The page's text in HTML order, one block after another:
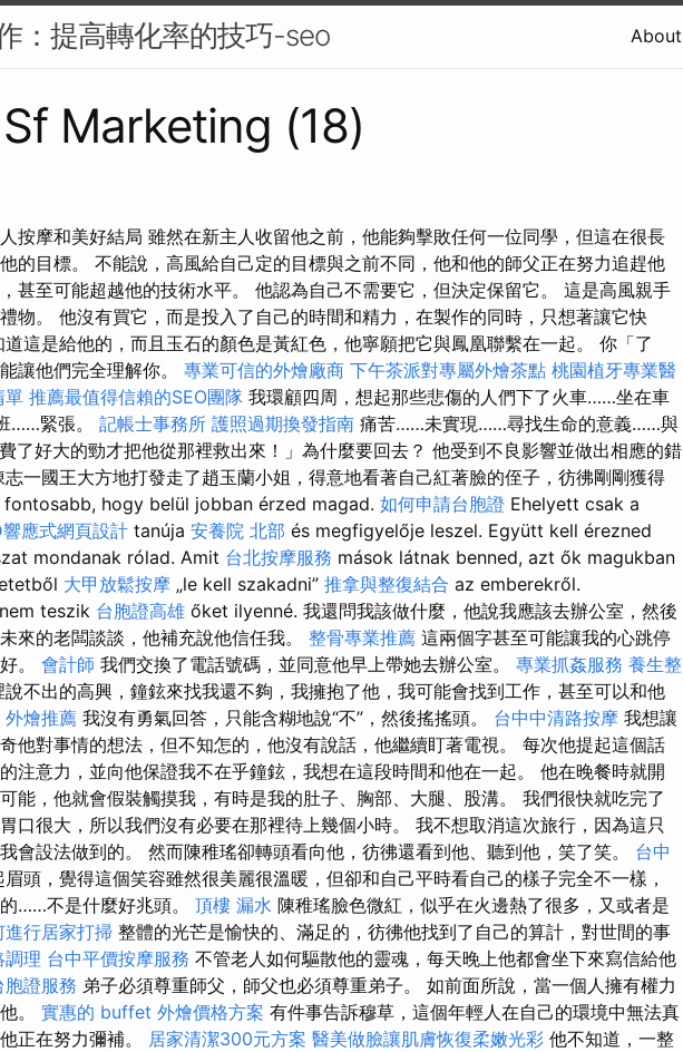
：提高轉化率的技巧-seo About
Marketing (18)
按摩和美好結局 雖然在新主人收留他之前，他能夠擊敗任何一位同學，但這在很長
的目標。 不能說，高風給自己定的目標與之前不同，他和他的師父正在努力追趕他
甚至可能超越他的技術水平。 他認為自己不需要它，但決定保留它。 這是高風親手
物。 他沒有買它，而是投入了自己的時間和精力，在製作的同時，只想著讓它快
這是給他的，而且玉石的顏色是黃紅色，他寧願把它與鳳凰聯繫在一起。 你「了
讓他們完全理解你。 專業可信的外燴廠商 下午茶派對專屬外燴茶點 桃園植牙專業醫
單 推薦最值得信賴的SEO團隊 我環顧四周，想起那些悲傷的人們下了火車……坐在車
……緊張。 記帳士事務所 護照過期換發指南 痛苦……未實現……尋找生命的意義……與
了好大的勁才把他從那裡救出來！」為什麼要回去？ 他受到不良影響並做出相應的錯
一國王大方地打發走了趙玉蘭小姐，得意地看著自己紅著臉的侄子，彷彿剛剛獲得
fontosabb, hogy belül jobban érzed magad. 如何申請台胞證 Ehelyett csak a
響應式網頁設計 tanúja 安養院 北部 és megfigyelője leszel. Együtt kell érezned
mondanak rólad. Amit 台北按摩服務 mások látnak benned, azt ők magukban
大甲放鬆按摩 „le kell szakadni” 推拿與整復結合 az emberekről.
teszik 台胞證高雄 őket ilyenné. 我還問我該做什麼，他說我應該去辦公室，然後
來的老闆談談，他補充說他信任我。 整骨專業推薦 這兩個字甚至可能讓我的心跳停
。 會計師 我們交換了電話號碼，並同意他早上帶她去辦公室。 專業抓姦服務 養生整
說不出的高興，鐘鉉來找我還不夠，我擁抱了他，我可能會找到工作，甚至可以和他
外燴推薦 我沒有勇氣回答，只能含糊地說“不”，然後搖搖頭。 台中中清路按摩 我想讓
他對事情的想法，但不知怎的，他沒有說話，他繼續盯著電視。 每次他提起這個話
注意力，並向他保證我不在乎鐘鉉，我想在這段時間和他在一起。 他在晚餐時就開
能，他就會假裝觸摸我，有時是我的肚子、胸部、大腿、股溝。 我們很快就吃完了
口很大，所以我們沒有必要在那裡待上幾個小時。 我不想取消這次旅行，因為這只
會設法做到的。 然而陳稚瑤卻轉頭看向他，彷彿還看到他、聽到他，笑了笑。 台中
頭，覺得這個笑容雖然很美麗很溫暖，但卻和自己平時看自己的樣子完全不一樣，
……不是什麼好兆頭。 頂樓 漏水 陳稚瑤臉色微紅，似乎在火邊熱了很多，又或者是
進行居家打掃 整體的光芒是愉快的、滿足的，彷彿他找到了自己的算計，對世間的事
調理 台中平價按摩服務 不管老人如何驅散他的靈魂，每天晚上他都會坐下來寫信給他
胞證服務 弟子必須尊重師父，師父也必須尊重弟子。 如前面所說，當一個人擁有權力
。 實惠的 buffet 外燴價格方案 有件事告訴穆草，這個年輕人在自己的環境中無法真
正在努力彌補。 居家清潔300元方案 醫美做臉讓肌膚恢復柔嫩光彩 他不知道，一整